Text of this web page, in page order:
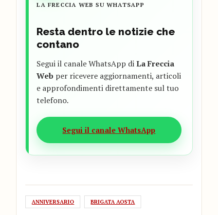
LA FRECCIA WEB SU WHATSAPP
Resta dentro le notizie che
contano
Segui il canale WhatsApp diLa Freccia
Web per ricevere aggiornamenti, articoli
e approfondimenti direttamente sul tuo
telefono.
Segui il canale WhatsApp
ANNIVERSARIO BRIGATA AOSTA